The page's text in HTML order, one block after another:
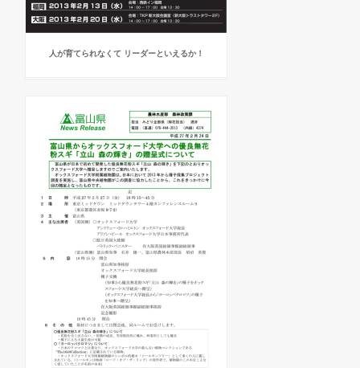
人が育てられなくて リーダーといえるか！